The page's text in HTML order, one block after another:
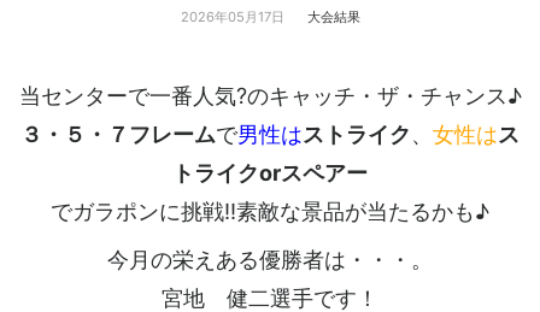
2026年05月17日 大会結果
当センターで一番人気?のキャッチ・ザ・チャンス♪
３・５・７フレームで男性はストライク、 女性はス
トライクorスペアー
でガラポンに挑戦!!素敵な景品が当たるかも♪
今月の栄えある優勝者は・・・。
宮地 健二選手です！